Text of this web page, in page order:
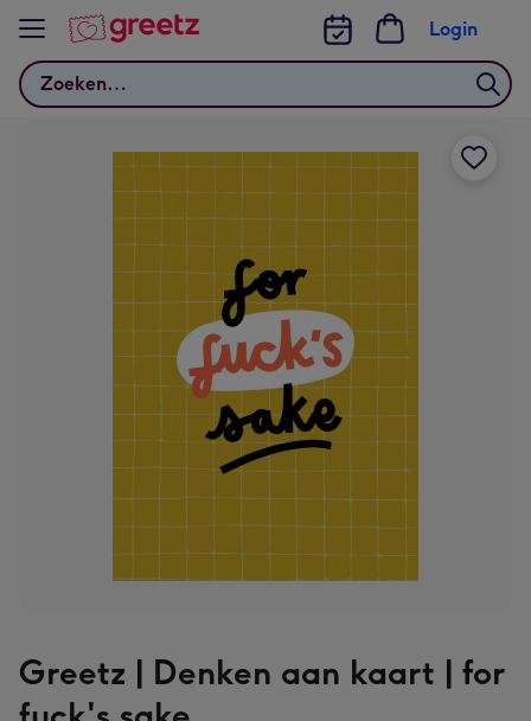
Bekijk meer
Zoeken
Login
Greetz | Denken aan kaart | for